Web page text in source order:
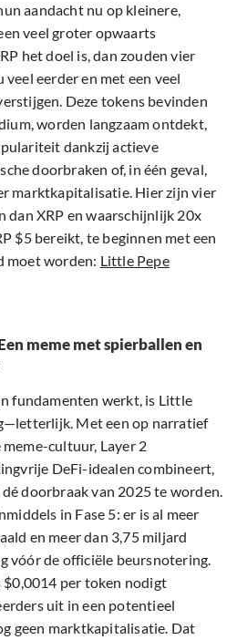
aandacht nu op kleinere,
veel groter opwaarts
het doel is, dan zouden vier
eerder en met een veel
Deze tokens bevinden
worden langzaam ontdekt,
dankzij actieve
doorbraken of, in één geval,
marktkapitalisatie. Hier zijn vier
dan XRP en waarschijnlijk 20x
$5 bereikt, te beginnen met een
moet worden: Little Pepe
meme met spierballen en
fundamenten werkt, is Little
Met een op narratief
cultuur, Layer 2
DeFi-idealen combineert,
doorbraak van 2025 te worden.
in Fase 5: er is al meer
en meer dan 3,75 miljard
vóór de officiële beursnotering.
$0,0014 per token nodigt
uit in een potentieel
geen marktkapitalisatie. Dat